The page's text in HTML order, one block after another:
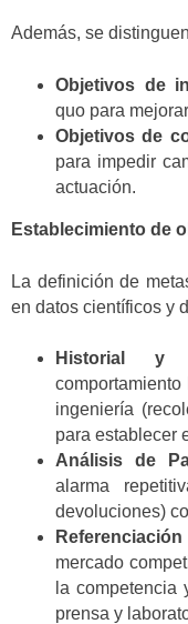
Además, se
Objetivos de
quo para
Objetivos de
para impedir
actuación.
Establecimiento de
La definición de
en datos científicos y
Historial y
ingeniería
para establecer
Análisis de
alarma
devoluciones)
mercado
la competencia
prensa y